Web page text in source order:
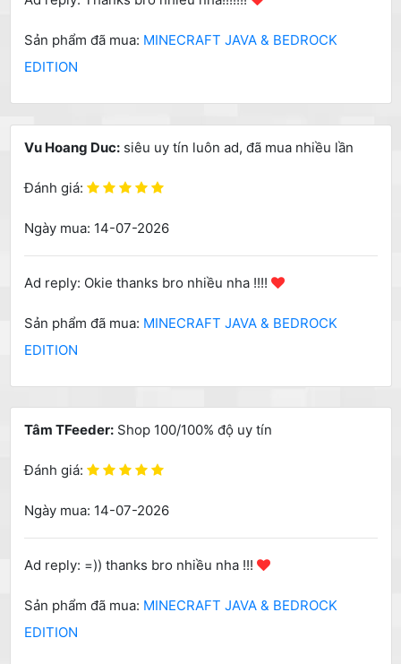
Sản phẩm đã mua: MINECRAFT JAVA & BEDROCK
EDITION
Vu Hoang Duc:siêu uy tín luôn ad, đã mua nhiều lần
Đánh giá:
Ngày mua: 14-07-2026
Ad reply: Okie thanks bro nhiều nha !!!!
Sản phẩm đã mua: MINECRAFT JAVA & BEDROCK
EDITION
Tâm TFeeder:Shop 100/100% độ uy tín
Đánh giá:
Ngày mua: 14-07-2026
Ad reply: =)) thanks bro nhiều nha !!!
Sản phẩm đã mua: MINECRAFT JAVA & BEDROCK
EDITION